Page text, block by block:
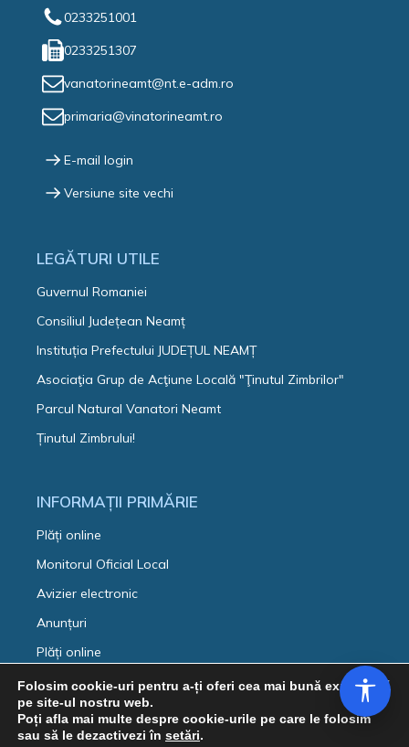
0233251001
0233251307
vanatorineamt@nt.e-adm.ro
primaria@vinatorineamt.ro
E-mail login
Versiune site vechi
LEGĂTURI UTILE
Guvernul Romaniei
Consiliul Județean Neamț
Instituția Prefectului JUDEȚUL NEAMȚ
Asociaţia Grup de Acţiune Locală "Ţinutul Zimbrilor"
Parcul Natural Vanatori Neamt
Ținutul Zimbrului!
INFORMAȚII PRIMĂRIE
Plăți online
Monitorul Oficial Local
Avizier electronic
Anunțuri
Plăți online
Ultima actualizare:
11:26 | 7.08.2026
Folosim cookie-uri pentru a-ți oferi cea mai bună experiență
pe site-ul nostru web.
Poți afla mai multe despre cookie-urile pe care le folosim
sau să le dezactivezi în setări.